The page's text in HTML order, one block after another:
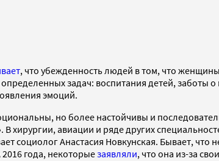
, что убежденность людей в том, что
задач: воспитания детей, заботы
эмоций.
но более настойчивы и
хирургии, авиации и ряде других
социолог Анастасия Новкунская. Бывает,
года, некоторыезаявляли, что она из-за